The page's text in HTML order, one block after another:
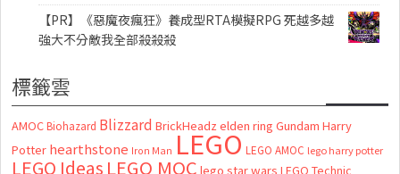
【PR】《惡魔夜瘋狂》養成型RTA模擬RPG 死越多越
強大不分敵我全部殺殺殺
標籤雲
AMOC Biohazard Blizzard BrickHeadz elden ring Gundam Harry
Potter hearthstone Iron Man LEGO LEGO AMOC lego harry potter
LEGO Ideas LEGO MOC lego star wars LEGO Technic